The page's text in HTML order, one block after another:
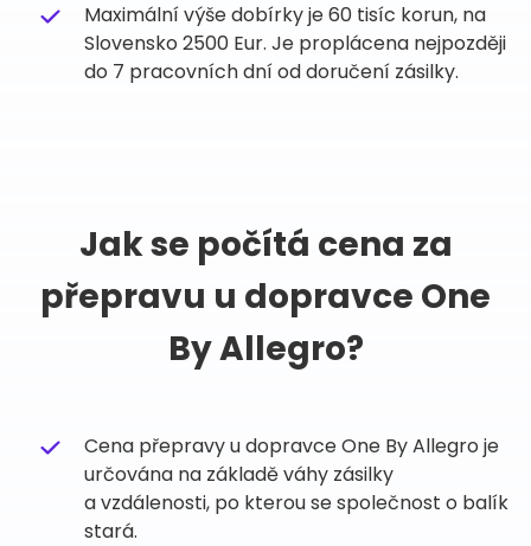
Maximální výše dobírky je 60 tisíc korun, na
Slovensko 2500 Eur. Je proplácena nejpozději
do 7 pracovních dní od doručení zásilky.
Jak se počítá cena za
přepravu u dopravce One
By Allegro?
Cena přepravy u dopravce One By Allegro je
určována na základě váhy zásilky
a vzdálenosti, po kterou se společnost o balík
stará.